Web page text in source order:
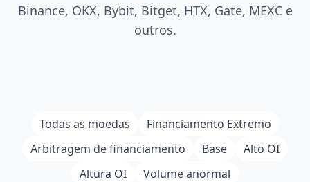
Binance, OKX, Bybit, Bitget, HTX, Gate, MEXC e
outros.
Todas as moedas
Financiamento Extremo
Arbitragem de financiamento
Base
Alto OI
Altura OI
Volume anormal